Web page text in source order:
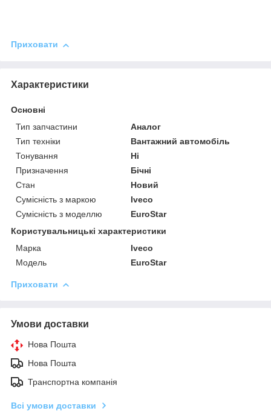
Приховати
Характеристики
Основні
Тип запчастини
Аналог
Тип техніки
Вантажний автомобіль
Тонування
Ні
Призначення
Бічні
Стан
Новий
Сумісність з маркою
Iveco
Сумісність з моделлю
EuroStar
Користувальницькі характеристики
Марка
Iveco
Модель
EuroStar
Приховати
Умови доставки
Нова Пошта
Нова Пошта
Транспортна компанія
Всі умови доставки